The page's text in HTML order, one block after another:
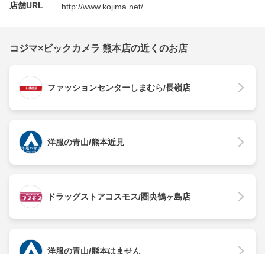
店舗URL http://www.kojima.net/
コジマ×ビックカメラ 熊本店の近くのお店
ファッションセンターしまむら/長嶺店
洋服の青山/熊本近見
ドラッグストアコスモス/圏央鶴ヶ島店
洋服の青山/熊本はません